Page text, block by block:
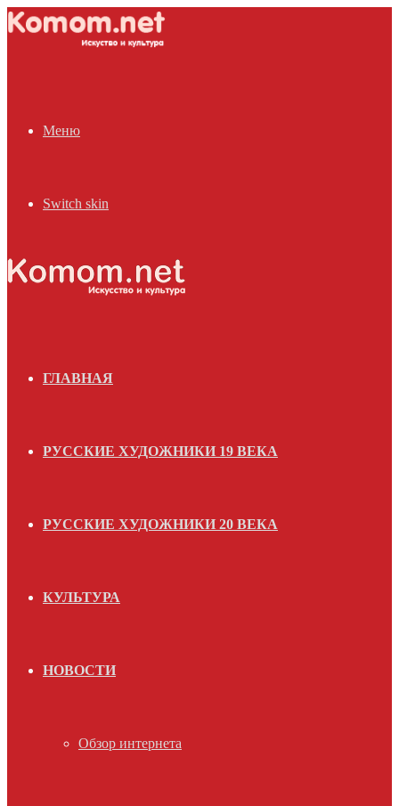
Меню
Switch skin
ГЛАВНАЯ
РУССКИЕ ХУДОЖНИКИ 19 ВЕКА
РУССКИЕ ХУДОЖНИКИ 20 ВЕКА
КУЛЬТУРА
НОВОСТИ
Обзор интернета